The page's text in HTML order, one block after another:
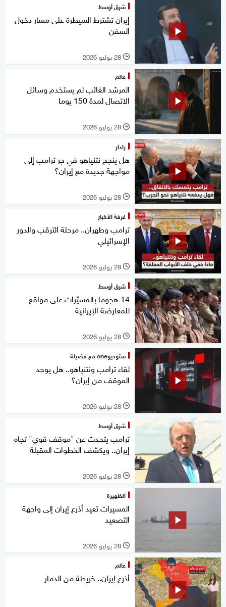
شرق أوسط
إيران تشترط السيطرة على مسار دخول
السفن
l 28 يوليو 2026
عالم
المرشد الغائب لم يستخدم وسائل
الاتصال لمدة 150 يوما
l 28 يوليو 2026
رادار
هل ينجح نتنياهو في جر ترامب إلى
مواجهة جديدة مع إيران؟
l 28 يوليو 2026
غرفة الأخبار
ترامب وطهران.. مرحلة الترقب والدور
الإسرائيلي
l 28 يوليو 2026
شرق أوسط
14 هجوما بالمسيّرات على مواقع
للمعارضة الإيرانية
l 28 يوليو 2026
ستوديوone مع فضيلة
لقاء ترامب ونتنياهو.. هل يوحد
الموقف من إيران؟
l 28 يوليو 2026
شرق أوسط
ترامب يتحدث عن "موقف قوي" تجاه
إيران.. ويكشف الخطوات المقبلة
l 28 يوليو 2026
الظهيرة
المسيرات تعيد أذرع إيران إلى واجهة
التصعيد
l 28 يوليو 2026
عالم
أذرع إيران.. خريطة من الدمار